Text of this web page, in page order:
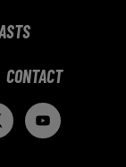
CONTACT